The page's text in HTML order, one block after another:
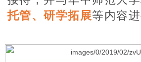
托管、研学拓展等内容